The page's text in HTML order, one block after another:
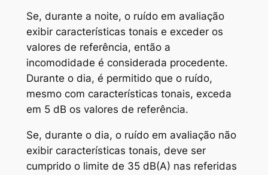
Se, durante a noite, o ruído em avaliação
exibir características tonais e exceder os
valores de referência, então a
incomodidade é considerada procedente.
Durante o dia, é permitido que o ruído,
mesmo com características tonais, exceda
em 5 dB os valores de referência.
Se, durante o dia, o ruído em avaliação não
exibir características tonais, deve ser
cumprido o limite de 35 dB(A) nas referidas